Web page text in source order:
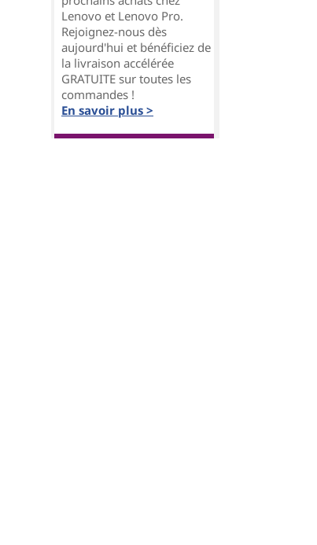
Lenovo et Lenovo Pro.
Rejoignez-nous dès
aujourd'hui et bénéficiez de
la livraison accélérée
GRATUITE sur toutes les
commandes !
En savoir plus >